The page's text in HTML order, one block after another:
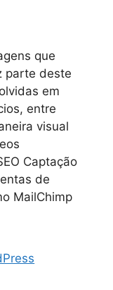
que
parte deste
em
entre
visual
Captação
de
MailChimp